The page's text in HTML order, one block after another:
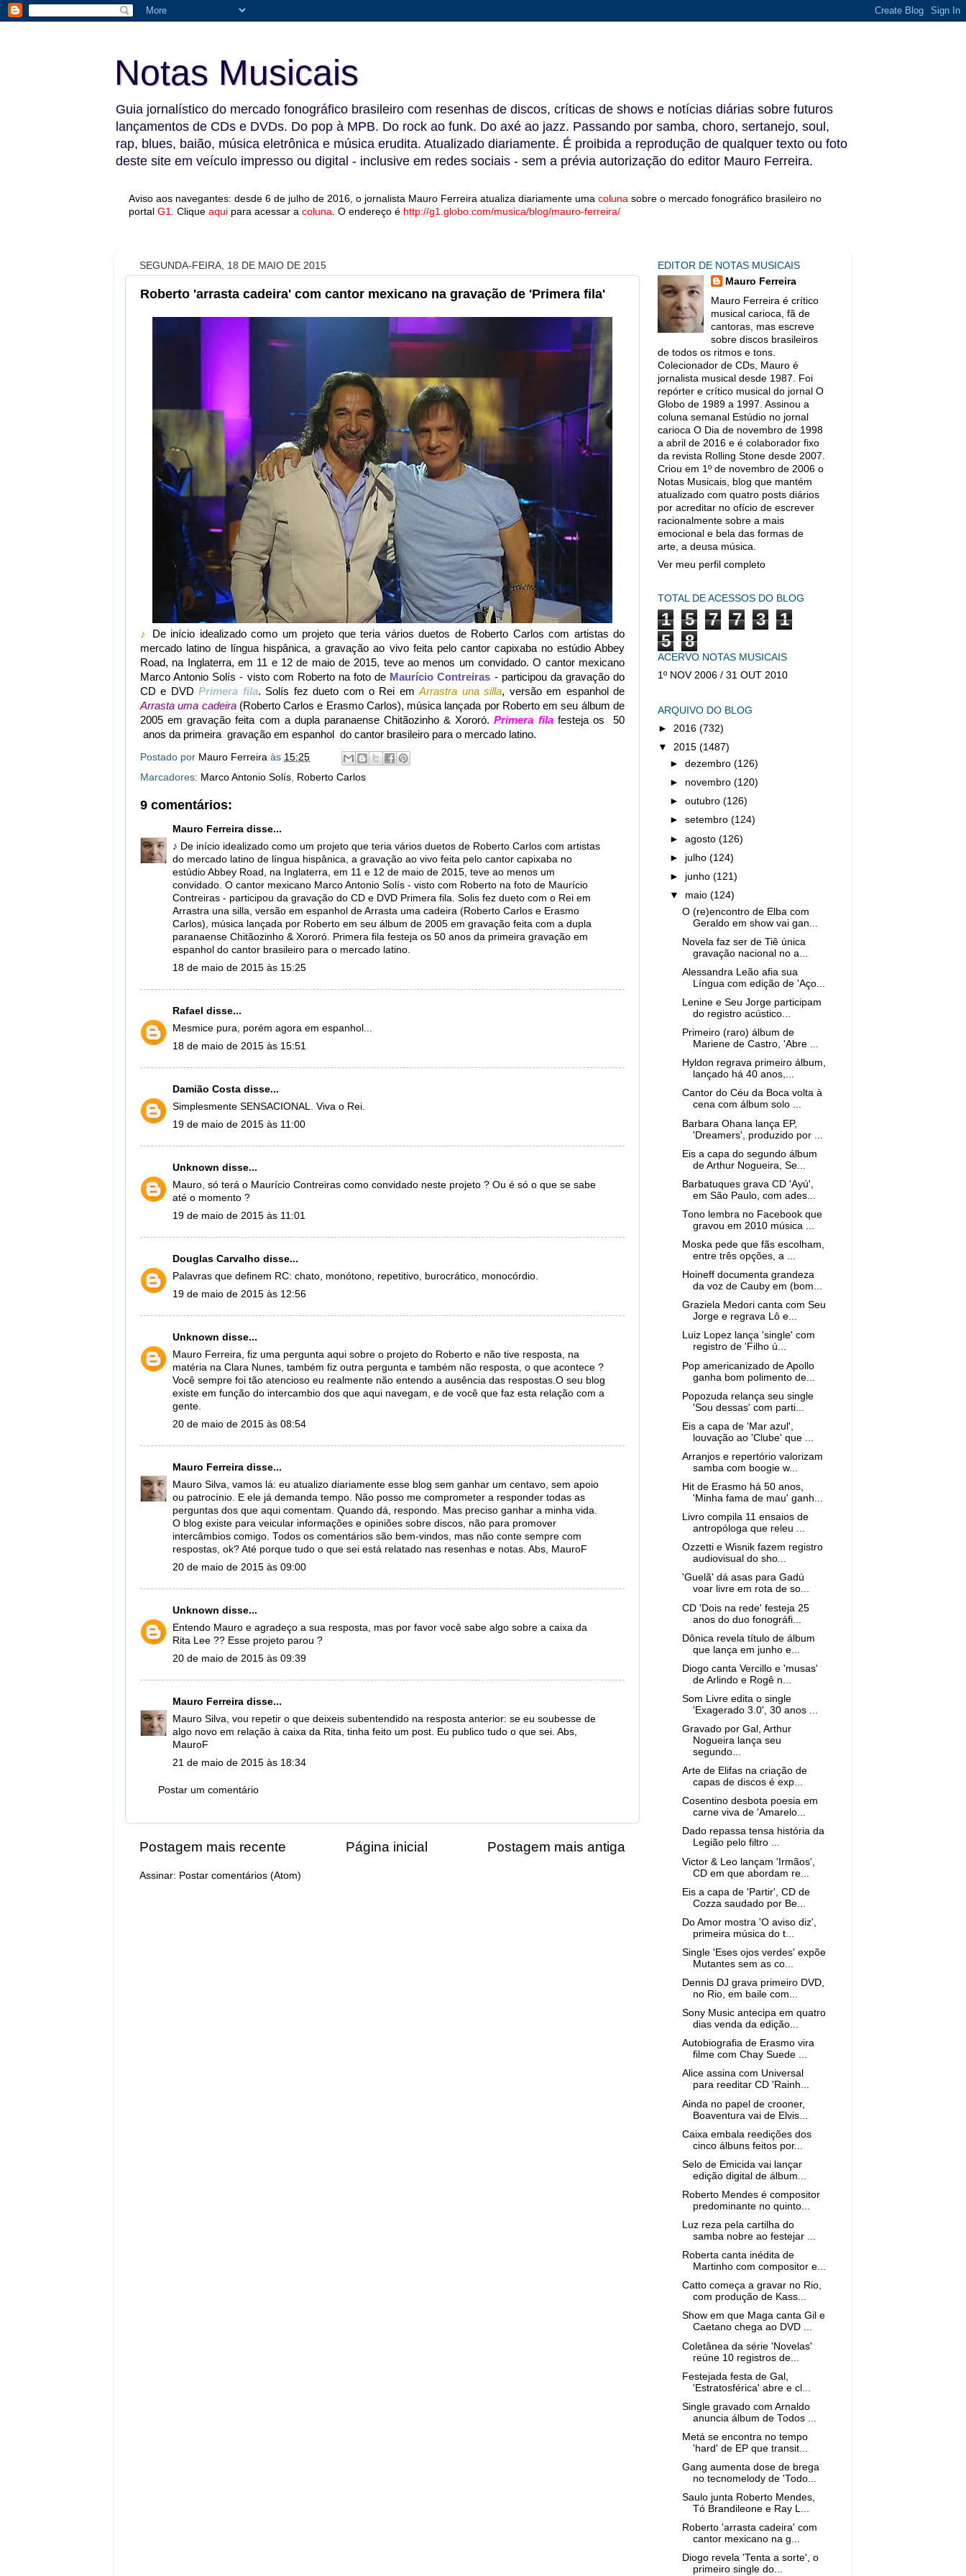
Notas Musicais
Guia jornalístico do mercado fonográfico brasileiro com resenhas de discos, críticas de shows e notícias diárias sobre futuros
lançamentos de CDs e DVDs. Do pop à MPB. Do rock ao funk. Do axé ao jazz. Passando por samba, choro, sertanejo, soul,
rap, blues, baião, música eletrônica e música erudita. Atualizado diariamente. É proibida a reprodução de qualquer texto ou foto
deste site em veículo impresso ou digital - inclusive em redes sociais - sem a prévia autorização do editor Mauro Ferreira.
Aviso aos navegantes: desde 6 de julho de 2016, o jornalista Mauro Ferreira atualiza diariamente uma coluna sobre o mercado fonográfico brasileiro no
portal G1 Clique aqui para acessar a coluna O endereço é http://g1.globo.com/musica/blog/mauro-ferreira/
SEGUNDA-FEIRA, 18 DE MAIO DE 2015
Roberto 'arrasta cadeira' com cantor mexicano na gravação de 'Primera fila'
♪
De início idealizado como um projeto que teria vários duetos de Roberto Carlos com artistas do
mercado latino de língua hispânica, a gravação ao vivo feita pelo cantor capixaba no estúdio Abbey
Road, na Inglaterra, em 11 e 12 de maio de 2015, teve ao menos um convidado. O cantor mexicano
Marco Antonio Solís - visto com Roberto na foto de Maurício Contreiras - participou da gravação do
CD e DVDPrimera fila. Solís fez dueto com o Rei emArrastra una silla, versão em espanhol de
Arrasta uma cadeira(Roberto Carlos e Erasmo Carlos), música lançada por Roberto em seu álbum de
2005 em gravação feita com a dupla paranaense Chitãozinho & Xororó.Primera filafesteja os 50
anos da primeira gravação em espanhol do cantor brasileiro para o mercado latino.
Postado por Mauro Ferreira às 15:25
Marcadores: Marco Antonio Solís, Roberto Carlos
9 comentários:
Mauro Ferreira disse...
♪ De início idealizado como um projeto que teria vários duetos de Roberto Carlos com artistas
do mercado latino de língua hispânica, a gravação ao vivo feita pelo cantor capixaba no
estúdio Abbey Road, na Inglaterra, em 11 e 12 de maio de 2015, teve ao menos um
convidado. O cantor mexicano Marco Antonio Solís - visto com Roberto na foto de Maurício
Contreiras - participou da gravação do CD e DVD Primera fila. Solis fez dueto com o Rei em
Arrastra una silla, versão em espanhol de Arrasta uma cadeira (Roberto Carlos e Erasmo
Carlos), música lançada por Roberto em seu álbum de 2005 em gravação feita com a dupla
paranaense Chitãozinho & Xororó. Primera fila festeja os 50 anos da primeira gravação em
espanhol do cantor brasileiro para o mercado latino.
18 de maio de 2015 às 15:25
Rafael disse...
Mesmice pura, porém agora em espanhol...
18 de maio de 2015 às 15:51
Damião Costa disse...
Simplesmente SENSACIONAL. Viva o Rei.
19 de maio de 2015 às 11:00
Unknown disse...
Mauro, só terá o Maurício Contreiras como convidado neste projeto ? Ou é só o que se sabe
até o momento ?
19 de maio de 2015 às 11:01
Douglas Carvalho disse...
Palavras que definem RC: chato, monótono, repetitivo, burocrático, monocórdio.
19 de maio de 2015 às 12:56
Unknown disse...
Mauro Ferreira, fiz uma pergunta aqui sobre o projeto do Roberto e não tive resposta, na
matéria na Clara Nunes, também fiz outra pergunta e também não resposta, o que acontece ?
Você sempre foi tão atencioso eu realmente não entendo a ausência das respostas.O seu blog
existe em função do intercambio dos que aqui navegam, e de você que faz esta relação com a
gente.
20 de maio de 2015 às 08:54
Mauro Ferreira disse...
Mauro Silva, vamos lá: eu atualizo diariamente esse blog sem ganhar um centavo, sem apoio
ou patrocínio. E ele já demanda tempo. Não posso me comprometer a responder todas as
perguntas dos que aqui comentam. Quando dá, respondo. Mas preciso ganhar a minha vida.
O blog existe para veicular informações e opiniões sobre discos, não para promover
intercâmbios comigo. Todos os comentários são bem-vindos, mas não conte sempre com
respostas, ok? Até porque tudo o que sei está relatado nas resenhas e notas. Abs, MauroF
20 de maio de 2015 às 09:00
Unknown disse...
Entendo Mauro e agradeço a sua resposta, mas por favor você sabe algo sobre a caixa da
Rita Lee ?? Esse projeto parou ?
20 de maio de 2015 às 09:39
Mauro Ferreira disse...
Mauro Silva, vou repetir o que deixeis subentendido na resposta anterior: se eu soubesse de
algo novo em relação à caixa da Rita, tinha feito um post. Eu publico tudo o que sei. Abs,
MauroF
21 de maio de 2015 às 18:34
Postar um comentário
Postagem mais recente Postagem mais antiga
Página inicial
Assinar: Postar comentários (Atom)
EDITOR DE NOTAS MUSICAIS
Mauro Ferreira
Mauro Ferreira é crítico
musical carioca, fã de
cantoras, mas escreve
sobre discos brasileiros
de todos os ritmos e tons.
Colecionador de CDs, Mauro é
jornalista musical desde 1987. Foi
repórter e crítico musical do jornal O
Globo de 1989 a 1997. Assinou a
coluna semanal Estúdio no jornal
carioca O Dia de novembro de 1998
a abril de 2016 e é colaborador fixo
da revista Rolling Stone desde 2007.
Criou em 1º de novembro de 2006 o
Notas Musicais, blog que mantém
atualizado com quatro posts diários
por acreditar no ofício de escrever
racionalmente sobre a mais
emocional e bela das formas de
arte, a deusa música.
Ver meu perfil completo
TOTAL DE ACESSOS DO BLOG
1 5 7 7 3
1
5
8
ACERVO NOTAS MUSICAIS
1º NOV 2006 / 31 OUT 2010
ARQUIVO DO BLOG
► 2016 (732)
▼ 2015 (1487)
►dezembro(126)
► novembro(120)
►outubro(126)
►setembro(124)
►agosto(126)
► julho(124)
► junho(121)
▼ maio(124)
O (re)encontro de Elba com
Geraldo em show vai gan...
Novela faz ser de Tiê única
gravação nacional no a...
Alessandra Leão afia sua
Língua com edição de 'Aço...
Lenine e Seu Jorge participam
do registro acústico...
Primeiro (raro) álbum de
Mariene de Castro, 'Abre ...
Hyldon regrava primeiro álbum,
lançado há 40 anos,...
Cantor do Céu da Boca volta à
cena com álbum solo ...
Barbara Ohana lança EP,
'Dreamers', produzido por ...
Eis a capa do segundo álbum
de Arthur Nogueira, Se...
Barbatuques grava CD 'Ayú',
em São Paulo, com ades...
Tono lembra no Facebook que
gravou em 2010 música ...
Moska pede que fãs escolham,
entre três opções, a ...
Hoineff documenta grandeza
da voz de Cauby em (bom...
Graziela Medori canta com Seu
Jorge e regrava Lô e...
Luiz Lopez lança 'single' com
registro de 'Filho ú...
Pop americanizado de Apollo
ganha bom polimento de...
Popozuda relança seu single
'Sou dessas' com parti...
Eis a capa de 'Mar azul',
louvação ao 'Clube' que ...
Arranjos e repertório valorizam
samba com boogie w...
Hit de Erasmo há 50 anos,
'Minha fama de mau' ganh...
Livro compila 11 ensaios de
antropóloga que releu ...
Ozzetti e Wisnik fazem registro
audiovisual do sho...
'Guelã' dá asas para Gadú
voar livre em rota de so...
CD 'Dois na rede' festeja 25
anos do duo fonográfi...
Dônica revela título de álbum
que lança em junho e...
Diogo canta Vercillo e 'musas'
de Arlindo e Rogê n...
Som Livre edita o single
'Exagerado 3.0', 30 anos ...
Gravado por Gal, Arthur
Nogueira lança seu
segundo...
Arte de Elifas na criação de
capas de discos é exp...
Cosentino desbota poesia em
carne viva de 'Amarelo...
Dado repassa tensa história da
Legião pelo filtro ...
Victor & Leo lançam 'Irmãos',
CD em que abordam re...
Eis a capa de 'Partir', CD de
Cozza saudado por Be...
Do Amor mostra 'O aviso diz',
primeira música do t...
Single 'Eses ojos verdes' expõe
Mutantes sem as co...
Dennis DJ grava primeiro DVD,
no Rio, em baile com...
Sony Music antecipa em quatro
dias venda da edição...
Autobiografia de Erasmo vira
filme com Chay Suede ...
Alice assina com Universal
para reeditar CD 'Rainh...
Ainda no papel de crooner,
Boaventura vai de Elvis...
Caixa embala reedições dos
cinco álbuns feitos por...
Selo de Emicida vai lançar
edição digital de álbum...
Roberto Mendes é compositor
predominante no quinto...
Luz reza pela cartilha do
samba nobre ao festejar ...
Roberta canta inédita de
Martinho com compositor e...
Catto começa a gravar no Rio,
com produção de Kass...
Show em que Maga canta Gil e
Caetano chega ao DVD ...
Coletânea da série 'Novelas'
reúne 10 registros de...
Festejada festa de Gal,
'Estratosférica' abre e cl...
Single gravado com Arnaldo
anuncia álbum de Todos ...
Metá se encontra no tempo
'hard' de EP que transit...
Gang aumenta dose de brega
no tecnomelody de 'Todo...
Saulo junta Roberto Mendes,
Tó Brandileone e Ray L...
Roberto 'arrasta cadeira' com
cantor mexicano na g...
Diogo revela 'Tenta a sorte', o
primeiro single do...